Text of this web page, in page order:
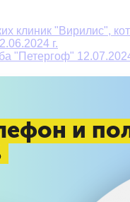
клиник "Вирилис",
г.
"Петергоф"
и